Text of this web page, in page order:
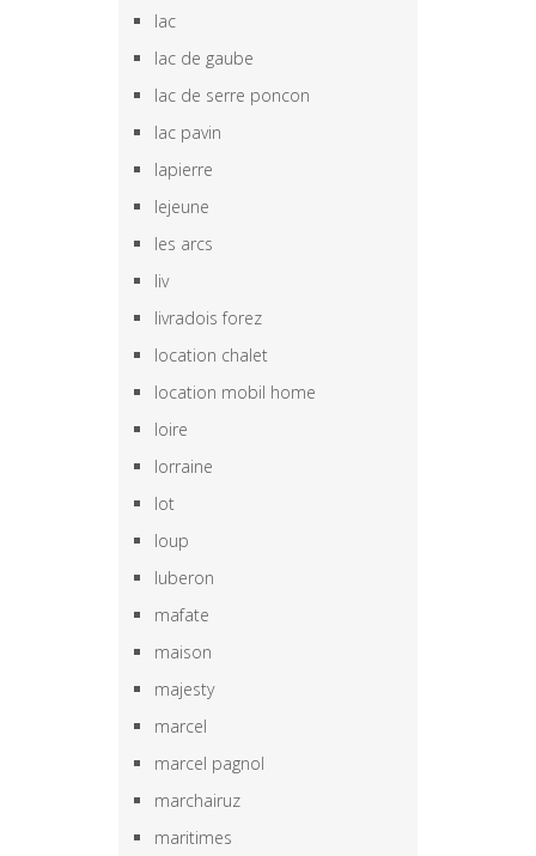
lac
lac de gaube
lac de serre poncon
lac pavin
lapierre
lejeune
les arcs
liv
livradois forez
location chalet
location mobil home
loire
lorraine
lot
loup
luberon
mafate
maison
majesty
marcel
marcel pagnol
marchairuz
maritimes